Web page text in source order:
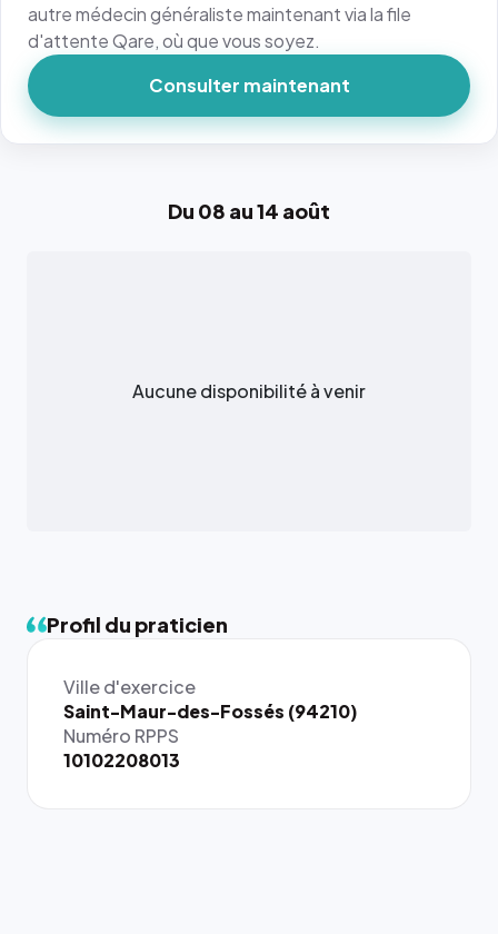
Du 08 au 14 août
Aucune disponibilité à venir
Profil du praticien
Ville d'exercice
Saint-Maur-des-Fossés (94210)
Numéro RPPS
10102208013
autre médecin généraliste maintenant via la file
d'attente Qare, où que vous soyez.
Consulter maintenant
{# 40×40
: la taille
rendue par
`.profile-